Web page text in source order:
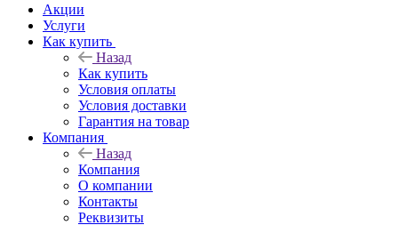
Акции
Услуги
Как купить
Назад
Как купить
Условия оплаты
Условия доставки
Гарантия на товар
Компания
Назад
Компания
О компании
Контакты
Реквизиты